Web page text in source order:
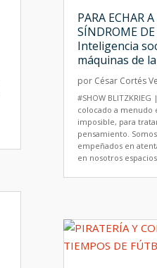
PARA ECHAR
SÍNDROME
Inteligencia
máquinas de
por César Cortés
#SHOW BLITZKRIEG
colocado a menudo
imposible, para
pensamiento.
empeñados en
en nosotros espacios